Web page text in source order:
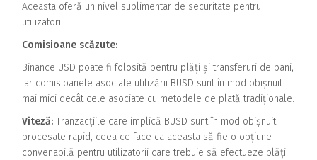
Aceasta oferă un nivel suplimentar de securitate pentru
utilizatori.
Comisioane scăzute:
Binance USD poate fi folosită pentru plăți și transferuri de bani,
iar comisioanele asociate utilizării BUSD sunt în mod obișnuit
mai mici decât cele asociate cu metodele de plată tradiționale.
Viteză: Tranzacțiile care implică BUSD sunt în mod obișnuit
procesate rapid, ceea ce face ca aceasta să fie o opțiune
convenabilă pentru utilizatorii care trebuie să efectueze plăți